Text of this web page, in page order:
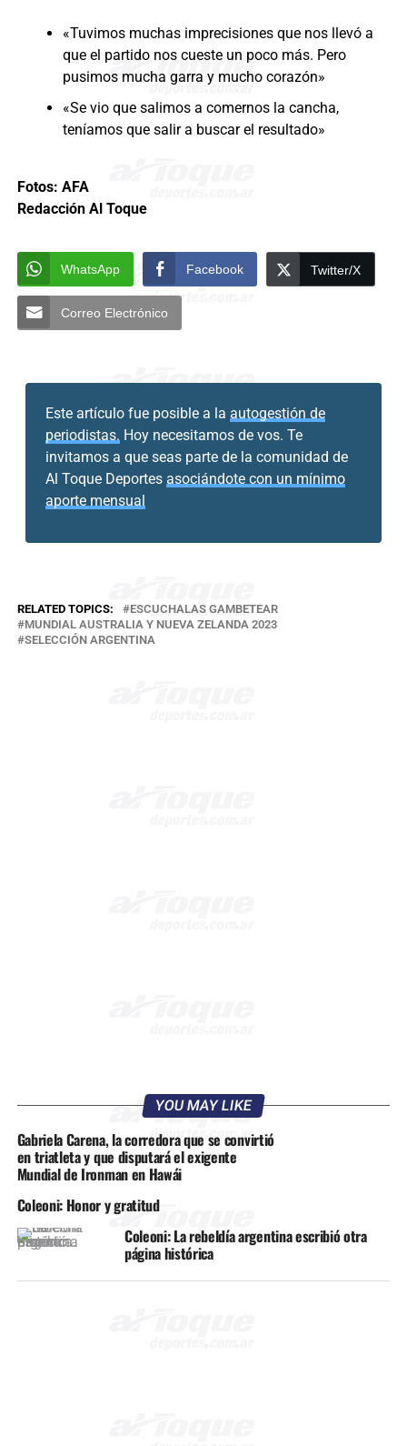
«Tuvimos muchas imprecisiones que nos llevó a
que el partido nos cueste un poco más. Pero
pusimos mucha garra y mucho corazón»
«Se vio que salimos a comernos la cancha,
teníamos que salir a buscar el resultado»
Fotos: AFA
Redacción Al Toque
WhatsApp Facebook Twitter/X
Correo Electrónico
Este artículo fue posible a la autogestión de
periodistas. Hoy necesitamos de vos. Te
invitamos a que seas parte de la comunidad de
Al Toque Deportes asociándote con un mínimo
aporte mensual
RELATED TOPICS:
ESCUCHALAS GAMBETEAR
MUNDIAL AUSTRALIA Y NUEVA ZELANDA 2023
SELECCIÓN ARGENTINA
YOU MAY LIKE
Gabriela Carena, la corredora que se convirtió
en triatleta y que disputará el exigente
Mundial de Ironman en Hawái
Coleoni: Honor y gratitud
Coleoni: La rebeldía argentina escribió otra
página histórica